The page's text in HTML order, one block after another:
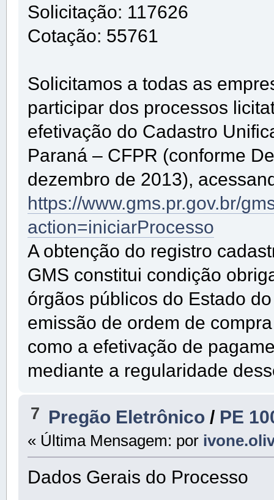
Solicitação: 117626
Cotação: 55761
Solicitamos a todas as
participar dos processos
efetivação do Cadastro
Paraná – CFPR (conforme
dezembro de 2013),
https://www.gms.pr.gov.br/
action=iniciarProcesso
A obtenção do registro
GMS constitui condição
órgãos públicos do Estado
emissão de ordem de
como a efetivação de
mediante a regularidade
7 Pregão Eletrônico / PE
« Última Mensagem: por
Dados Gerais do Processo